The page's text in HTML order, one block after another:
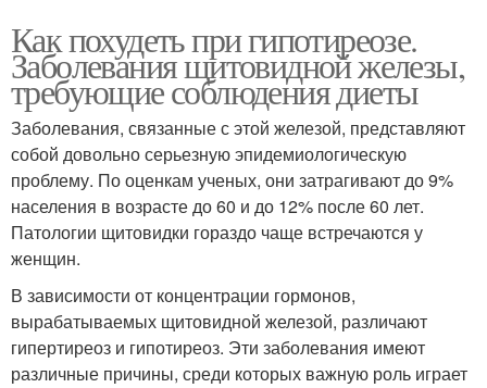
Как похудеть при гипотиреозе.
Заболевания щитовидной железы,
требующие соблюдения диеты
Заболевания, связанные с этой железой, представляют
собой довольно серьезную эпидемиологическую
проблему. По оценкам ученых, они затрагивают до 9%
населения в возрасте до 60 и до 12% после 60 лет.
Патологии щитовидки гораздо чаще встречаются у
женщин.
В зависимости от концентрации гормонов,
вырабатываемых щитовидной железой, различают
гипертиреоз и гипотиреоз. Эти заболевания имеют
различные причины, среди которых важную роль играет